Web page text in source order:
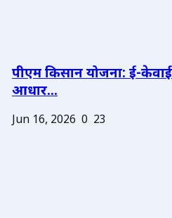
पीएम किसान योजना: ई-
आधार...
Jun 16, 2026 0 23